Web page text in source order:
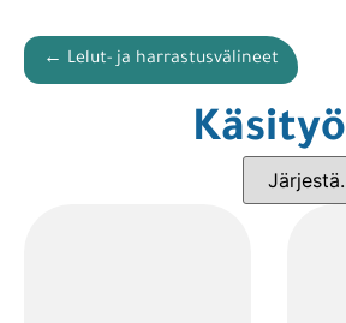
← Lelut- ja harrastusvälineet
Käsityö